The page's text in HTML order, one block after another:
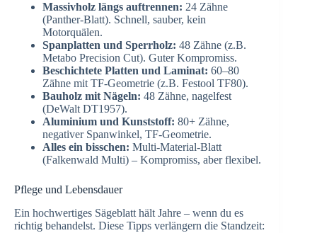
Massivholz längs auftrennen: 24 Zähne
(Panther-Blatt). Schnell, sauber, kein
Motorquälen.
Spanplatten und Sperrholz: 48 Zähne (z.B.
Metabo Precision Cut). Guter Kompromiss.
Beschichtete Platten und Laminat: 60–80
Zähne mit TF-Geometrie (z.B. Festool TF80).
Bauholz mit Nägeln: 48 Zähne, nagelfest
(DeWalt DT1957).
Aluminium und Kunststoff: 80+ Zähne,
negativer Spanwinkel, TF-Geometrie.
Alles ein bisschen: Multi-Material-Blatt
(Falkenwald Multi) – Kompromiss, aber flexibel.
Pflege und Lebensdauer
Ein hochwertiges Sägeblatt hält Jahre – wenn du es
richtig behandelst. Diese Tipps verlängern die Standzeit: